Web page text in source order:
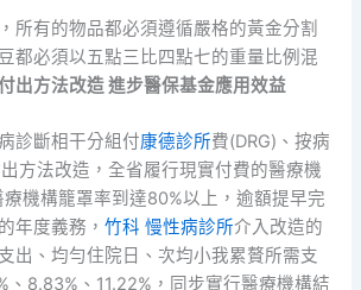
所有的物品都必須遵循嚴格的黃金分割
都必須以五點三比四點七的重量比例混
出方法改造進步醫保基金應用效益
診斷相干分組付康德診所費(DRG)、按病
方法改造，全省履行現實付費的醫療機
機構籠罩率到達80%以上，逾額提早完
年度義務，竹科 慢性病診所介入改造的
出、均勻住院日、次均小我累贅所需支
、8.83%、11.22%，同步實行醫療機構結